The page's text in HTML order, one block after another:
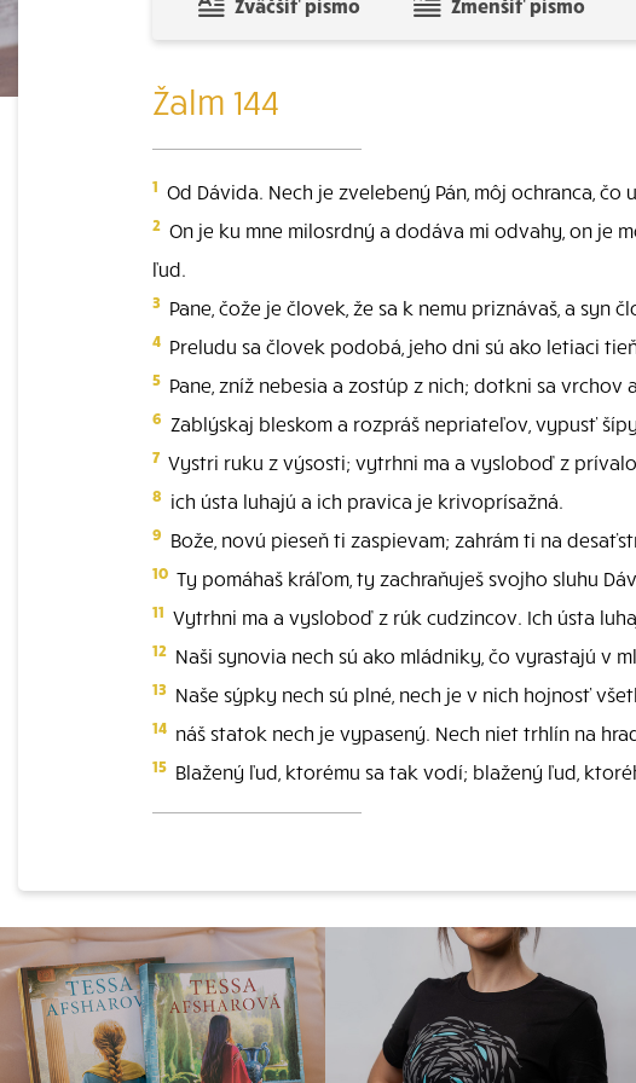
Žalm 144
1 Od Dávida. Nech je zvelebený Pán, môj ochranca,
2 On je ku mne milosrdný a dodáva mi odvahy, on je
ľud.
3 Pane, čože je človek, že sa k nemu priznávaš, a syn
4 Preludu sa človek podobá, jeho dni sú ako letiaci
5 Pane, zníž nebesia a zostúp z nich; dotkni sa vrchov
6 Zablýskaj bleskom a rozpráš nepriateľov, vypusť
7 Vystri ruku z výsosti; vytrhni ma a vysloboď z
8 ich ústa luhajú a ich pravica je krivoprísažná.
9 Bože, novú pieseň ti zaspievam; zahrám ti na
10 Ty pomáhaš kráľom, ty zachraňuješ svojho sluhu
11 Vytrhni ma a vysloboď z rúk cudzincov. Ich ústa
12 Naši synovia nech sú ako mládniky, čo vyrastajú v
13 Naše sýpky nech sú plné, nech je v nich hojnosť
14 náš statok nech je vypasený. Nech niet trhlín na
15 Blažený ľud, ktorému sa tak vodí; blažený ľud,